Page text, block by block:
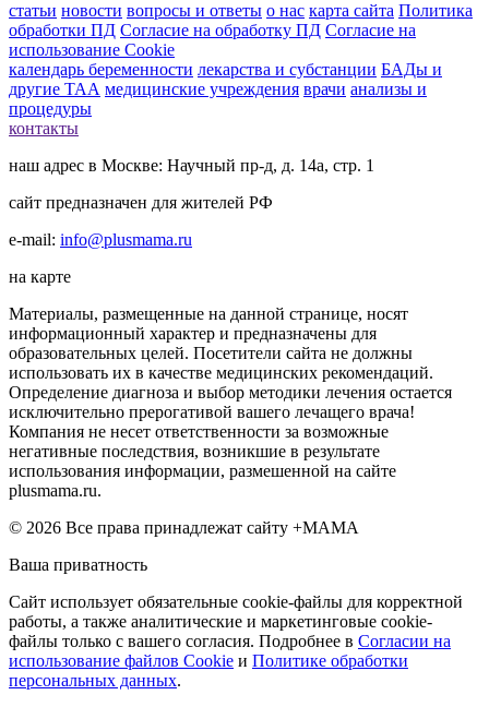
статьи новости вопросы и ответы о нас карта сайта Политика
обработки ПД Согласие на обработку ПД Согласие на
использование Cookie
календарь беременности лекарства и субстанции БАДы и
другие ТАА медицинские учреждения врачи анализы и
процедуры
контакты
наш адрес в Москве: Научный пр-д, д. 14а, стр. 1
сайт предназначен для жителей РФ
e-mail: info@plusmama.ru
на карте
Материалы, размещенные на данной странице, носят
информационный характер и предназначены для
образовательных целей. Посетители сайта не должны
использовать их в качестве медицинских рекомендаций.
Определение диагноза и выбор методики лечения остается
исключительно прерогативой вашего лечащего врача!
Компания не несет ответственности за возможные
негативные последствия, возникшие в результате
использования информации, размешенной на сайте
plusmama.ru.
© 2026 Все права принадлежат сайту +МАМА
Ваша приватность
Сайт использует обязательные cookie-файлы для корректной
работы, а также аналитические и маркетинговые cookie-
файлы только с вашего согласия. Подробнее в Согласии на
использование файлов Cookie и Политике обработки
персональных данных.